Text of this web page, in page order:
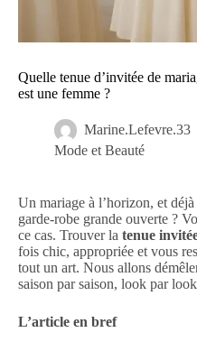
Quelle tenue d’invitée de
est une femme ?
Marine.Lefevre.33
Mode et Beauté
Un mariage à l’horizon, et
garde-robe grande ouverte ?
ce cas. Trouver la tenue
fois chic, appropriée et vous
tout un art. Nous allons
saison par saison, look par
L’article en bref